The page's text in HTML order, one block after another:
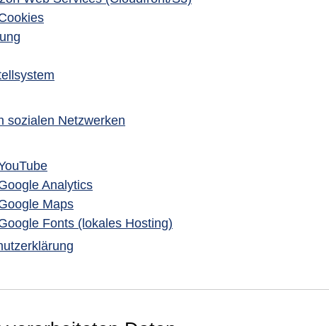
sozialen Netzwerken
Analytics
Maps
Fonts (lokales Hosting)